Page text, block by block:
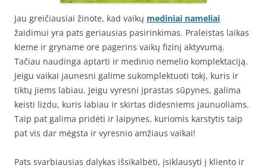
Jau greičiausiai žinote, kad vaikų mediniai nameliai
žaidimui yra pats geriausias pasirinkimas. Praleistas laikas
kieme ir gryname ore pagerins vaikų fizinį aktyvumą.
Tačiau naudinga aptarti ir medinio nemelio komplektaciją.
Jeigu vaikai jaunesni galime sukomplektuoti tokį, kuris ir
tiktų jiems labiau. Jeigu vyresni įprastas sūpynes, galima
keisti lizdu, kuris labiau ir skirtas didesniems jaunuoliams.
Taip pat galima pridėti ir laipynes, kuriomis karstytis taip
pat vis dar mėgsta ir vyresnio amžiaus vaikai!
Pats svarbiausias dalykas išsikalbėti, įsiklausyti į kliento ir